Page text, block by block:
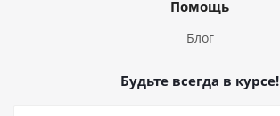
Помощь
Блог
Будьте всегда в курсе!